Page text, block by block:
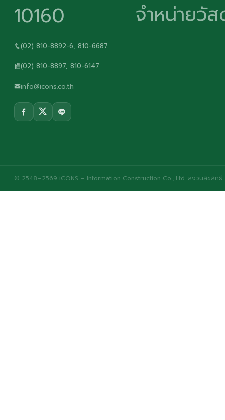
10160
(02) 810-8892-6, 810-6687
(02) 810-8897, 810-6147
info@icons.co.th
จำหน่ายวั
© 2548–2569 iCONS – Information Construction Co., Ltd. สงวนลิขสิทธิ์